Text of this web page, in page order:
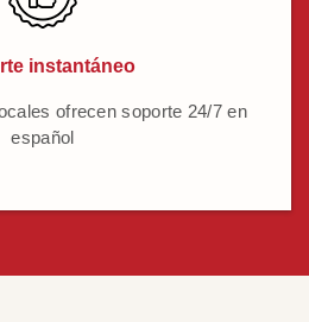
instantáneo
ofrecen soporte 24/7 en
español